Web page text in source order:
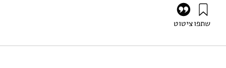
שתפוציטוט